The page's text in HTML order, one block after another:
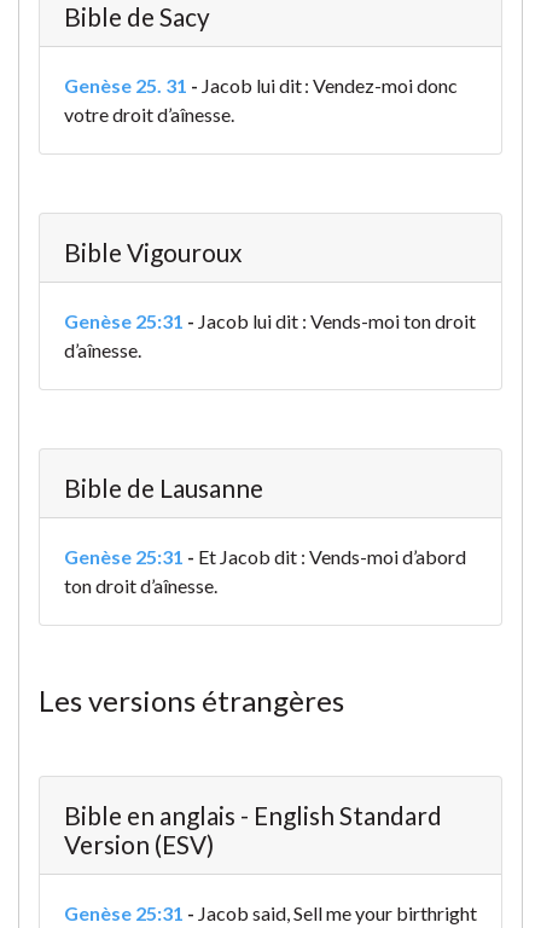
Bible de Sacy
Genèse 25. 31 - Jacob lui dit : Vendez-moi donc
votre droit d’aînesse.
Bible Vigouroux
Genèse 25:31 - Jacob lui dit : Vends-moi ton droit
d’aînesse.
Bible de Lausanne
Genèse 25:31 - Et Jacob dit : Vends-moi d’abord
ton droit d’aînesse.
Les versions étrangères
Bible en anglais - English Standard
Version (ESV)
Genèse 25:31 - Jacob said, Sell me your birthright